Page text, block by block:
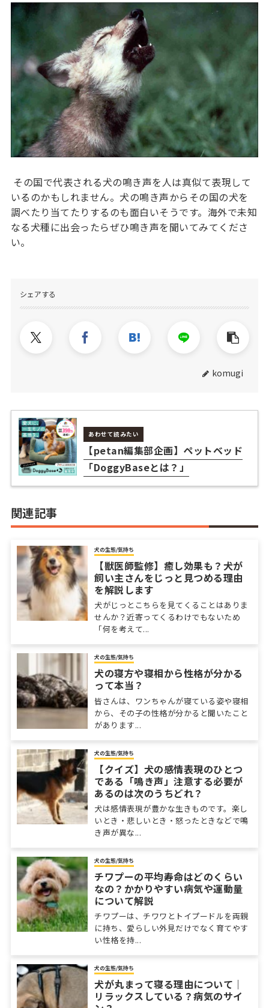
その国で代表される犬の鳴き声を人は真似て表現して
いるのかもしれません。犬の鳴き声からその国の犬を
調べたり当てたりするのも面白いそうです。海外で未知
なる犬種に出会ったらぜひ鳴き声を聞いてみてくださ
い。
シェアする
komugi
あわせて読みたい
【petan編集部企画】ペットベッド
「DoggyBaseとは？」
関連記事
犬の生態/気持ち
【獣医師監修】癒し効果も？犬が
飼い主さんをじっと見つめる理由
を解説します
犬がじっとこちらを見てくることはありま
せんか？近寄ってくるわけでもないため
「何を考えて...
犬の生態/気持ち
犬の寝方や寝相から性格が分かる
って本当？
皆さんは、ワンちゃんが寝ている姿や寝相
から、その子の性格が分かると聞いたこと
があります...
犬の生態/気持ち
【クイズ】犬の感情表現のひとつ
である「鳴き声」注意する必要が
あるのは次のうちどれ？
犬は感情表現が豊かな生きものです。楽し
いとき・悲しいとき・怒ったときなどで鳴
き声が異な...
犬の生態/気持ち
チワプーの平均寿命はどのくらい
なの？かかりやすい病気や運動量
について解説
チワプーは、チワワとトイプードルを両親
に持ち、愛らしい外見だけでなく育てやす
い性格を持...
犬の生態/気持ち
犬が丸まって寝る理由について｜
リラックスしている？病気のサイ